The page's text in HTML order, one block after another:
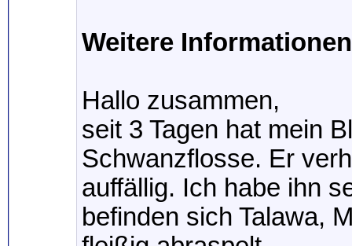
Weitere
Hallo zusammen,
seit 3 Tagen hat mein
Schwanzflosse. Er
auffällig. Ich habe ihn
befinden sich Talawa,